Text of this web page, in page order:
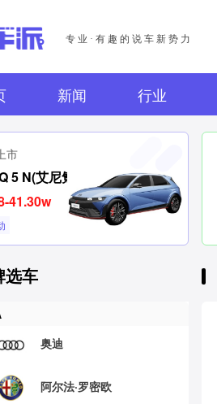
专业·有趣的说车新势力
新闻 行业
市
5 N(艾尼氪5N)
41.30w
选车
奥迪
阿尔法·罗密欧